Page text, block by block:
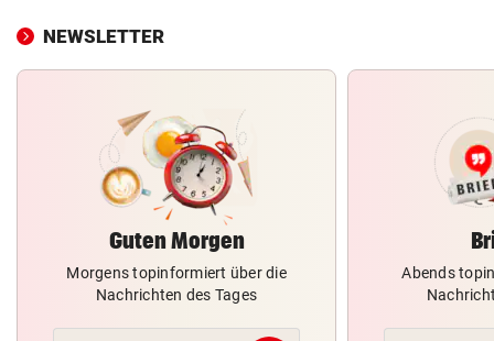
NEWSLETTER
Guten Morgen
Morgens topinformiert über die
Nachrichten des Tages
Abends